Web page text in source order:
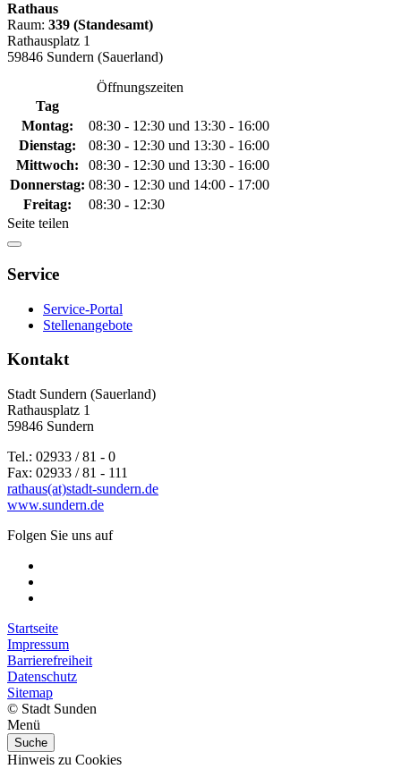
Rathaus
Raum: 339 (Standesamt)
Rathausplatz 1
59846 Sundern (Sauerland)
Öffnungszeiten
Tag
Montag:
08:30 - 12:30 und 13:30 - 16:00
Dienstag:
08:30 - 12:30 und 13:30 - 16:00
Mittwoch:
08:30 - 12:30 und 13:30 - 16:00
Donnerstag: 08:30 - 12:30 und 14:00 - 17:00
Freitag:
08:30 - 12:30
Seite teilen
Service
Service-Portal
Stellenangebote
Kontakt
Stadt Sundern (Sauerland)
Rathausplatz 1
59846 Sundern
Tel.: 02933 / 81 - 0
Fax: 02933 / 81 - 111
rathaus(at)stadt-sundern.de
www.sundern.de
Folgen Sie uns auf
Startseite
Impressum
Barrierefreiheit
Datenschutz
Sitemap
© Stadt Sunden
Menü
Suche
Hinweis zu Cookies